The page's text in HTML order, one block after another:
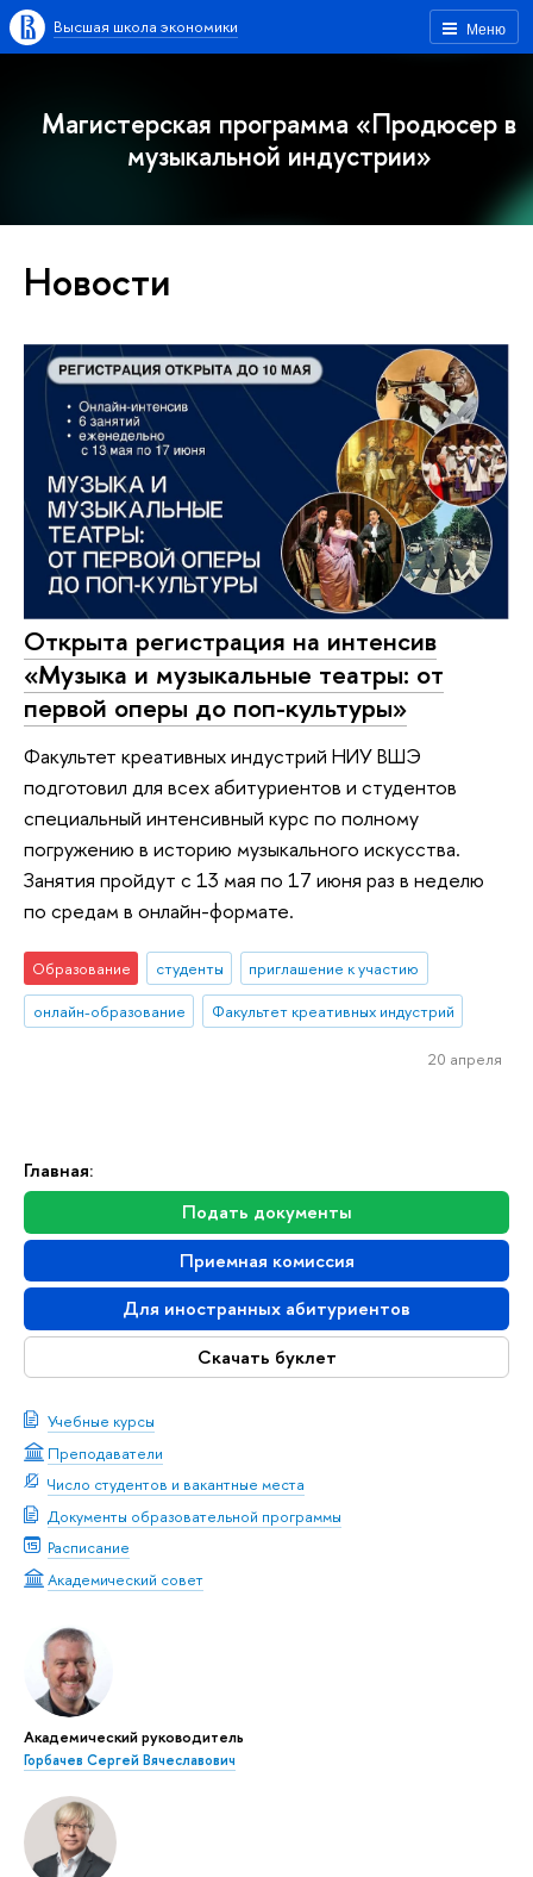
Меню
Высшая школа экономики
Магистерская программа «Продюсер в
музыкальной индустрии»
Главная:
Подать документы
Приемная комиссия
Для иностранных абитуриентов
Скачать буклет
Учебные курсы
Преподаватели
Число студентов и вакантные места
Документы образовательной программы
Расписание
Академический совет
Академический руководитель
Горбачев Сергей Вячеславович
Новости
Открыта регистрация на интенсив
«Музыка и музыкальные театры: от
первой оперы до поп-культуры»
Факультет креативных индустрий НИУ ВШЭ
подготовил для всех абитуриентов и студентов
специальный интенсивный курс по полному
погружению в историю музыкального искусства.
Занятия пройдут с 13 мая по 17 июня раз в неделю
по средам в онлайн-формате.
Образование студенты
приглашение к участию
онлайн-образование
Факультет креативных индустрий
20 апреля